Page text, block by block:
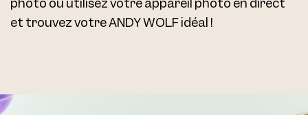
et trouvez votre ANDY WOLF idéal !